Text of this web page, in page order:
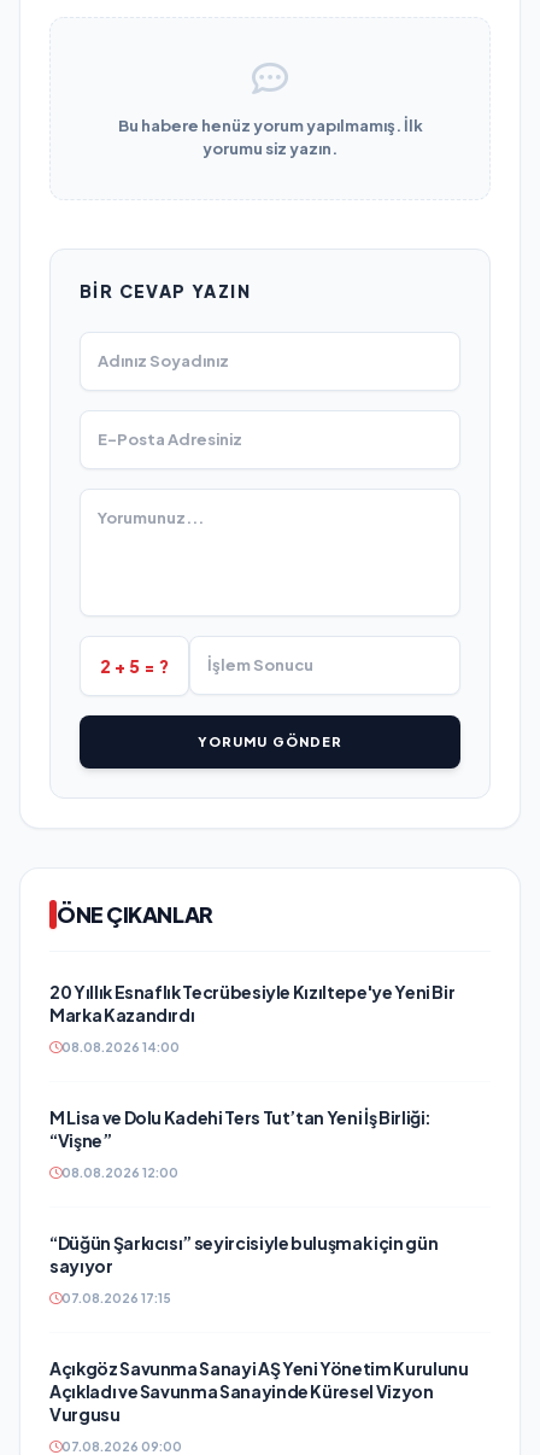
Bu habere henüz yorum yapılmamış. İlk
yorumu siz yazın.
BIR CEVAP YAZIN
2 + 5 = ?
YORUMU GÖNDER
ÖNE ÇIKANLAR
20 Yıllık Esnaflık Tecrübesiyle Kızıltepe'ye Yeni Bir
Marka Kazandırdı
08.08.2026 14:00
M Lisa ve Dolu Kadehi Ters Tut’tan Yeni İş Birliği:
“Vişne”
08.08.2026 12:00
“Düğün Şarkıcısı” seyircisiyle buluşmak için gün
sayıyor
07.08.2026 17:15
Açıkgöz Savunma Sanayi AŞ Yeni Yönetim Kurulunu
Açıkladı ve Savunma Sanayinde Küresel Vizyon
Vurgusu
07.08.2026 09:00